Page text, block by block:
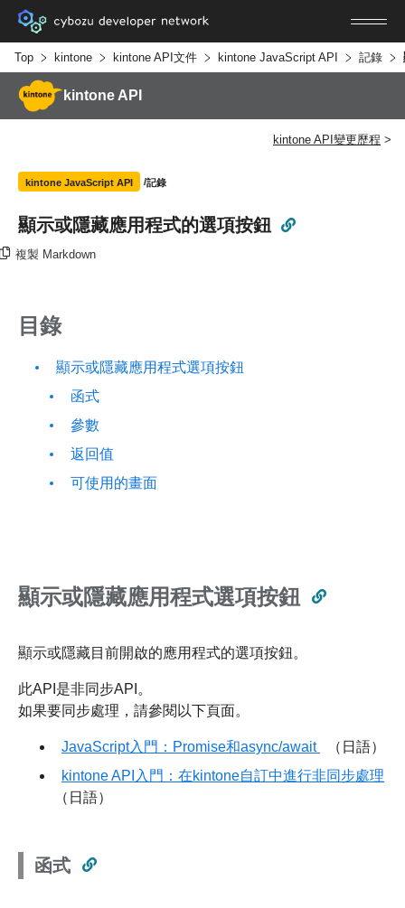
Top kintone kintone API文件 kintone JavaScript API 記錄
kintone API
kintone API變更歷程
kintone JavaScript API 記錄
顯示或隱藏應用程式的選項按鈕
複製 Markdown
目錄
顯示或隱藏應用程式選項按鈕
函式
參數
返回值
可使用的畫面
顯示或隱藏應用程式選項按鈕
顯示或隱藏目前開啟的應用程式的選項按鈕。
此API是非同步API。
如果要同步處理，請參閱以下頁面。
JavaScript入門：Promise和async/await
（日語）
kintone API入門：在kintone自訂中進行非同步處理
（日語）
函式